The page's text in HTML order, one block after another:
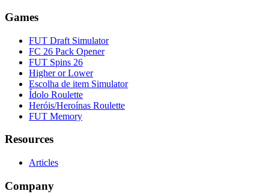
Games
FUT Draft Simulator
FC 26 Pack Opener
FUT Spins 26
Higher or Lower
Escolha de item Simulator
Ídolo Roulette
Heróis/Heroínas Roulette
FUT Memory
Resources
Articles
Company